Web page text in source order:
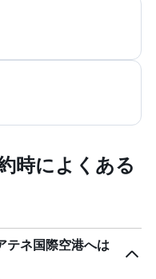
時によくある
テネ国際空港へは